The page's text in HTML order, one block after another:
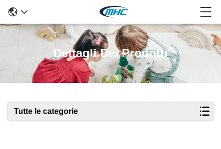
Dettagli Dei Prodotti
Tutte le categorie